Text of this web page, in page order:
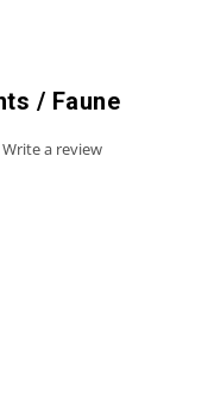
/ Faune
0.0
Write a review